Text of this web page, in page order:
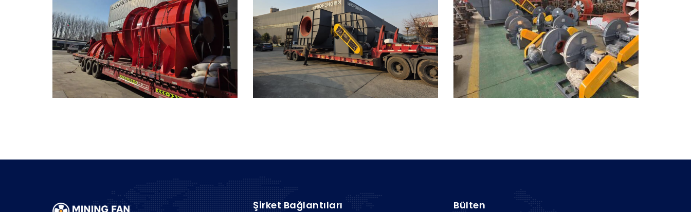
ENDÜSTRIYEL TESIS HAVALANDIRMA VE EGZOZ | ÇEVRE KORUMA, TOZ TOPLAMA VE HAVA ARITMA
Büyük Endüstriyel Santrifüj Fan Sevkiyatı | BOFENG Vaka Çalışması
ÇEVRE KORUMA, TOZ TOPLAMA VE HAVA ARITMA | ENDÜSTRIYEL TESIS HAVALANDIRMA VE EGZOZ | YÜKSEK SICAKLIK, KOROZYON VE ÖZEL ORTAM FANLARI
Endüstriyel Santrifüj Fanların Seri Üretimi Tamamlandı
METAL VE METAL DIŞI MADEN UYGULAMALARI | TÜNEL VE YERALTI PROJELERI | YÜKSEK SICAKLIK, KOROZYON VE ÖZEL ORTAM FANLARI
FKCDZ Serisi Karşı Döner Ana Maden Fanları Yüklenip Sevk Edildi
Şirket Bağlantıları Bülten